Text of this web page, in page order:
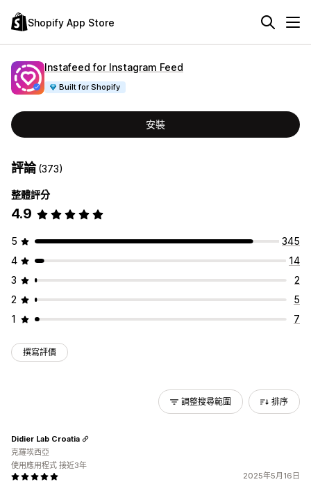
Shopify App Store
Instafeed for Instagram Feed
Built for Shopify
安裝
評論(373)
整體評分
4.9
5
345
4
14
3
2
2
5
1
7
撰寫評價
調整搜尋範圍 排序
2025年5月16日
Didier Lab Croatia
克羅埃西亞
使用應用程式 接近3年